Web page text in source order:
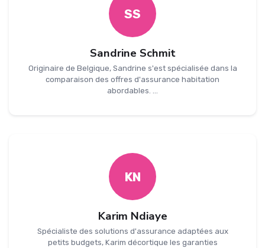
SS
Sandrine Schmit
Originaire de Belgique, Sandrine s'est spécialisée dans la
comparaison des offres d'assurance habitation
abordables. ...
KN
Karim Ndiaye
Spécialiste des solutions d'assurance adaptées aux
petits budgets, Karim décortique les garanties